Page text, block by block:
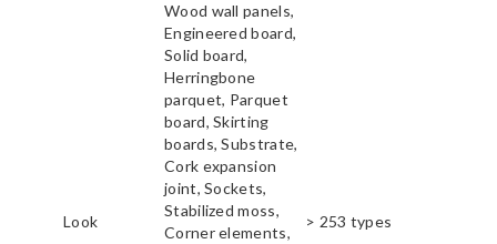
Look
Wood wall panels,
Engineered board,
Solid board,
Herringbone
parquet, Parquet
board, Skirting
boards, Substrate,
Cork expansion
joint, Sockets,
Stabilized moss,
Corner elements,
> 253 types